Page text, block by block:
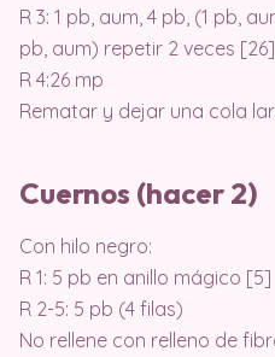
R 3: 1 pb, aum, 4 pb, (1 pb,
pb, aum) repetir 2 veces [26]
R 4:26 mp
Rematar y dejar una cola
Cuernos (hacer 2)
Con hilo negro:
R 1: 5 pb en anillo mágico [5]
R 2-5: 5 pb (4 filas)
No rellene con relleno de